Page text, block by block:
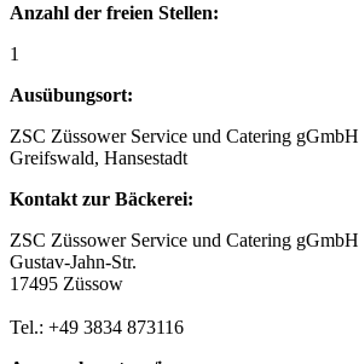
Anzahl der freien Stellen:
1
Ausübungsort:
ZSC Züssower Service und Catering gGmbH
Greifswald, Hansestadt
Kontakt zur Bäckerei:
ZSC Züssower Service und Catering gGmbH
Gustav-Jahn-Str.
17495 Züssow
Tel.: +49 3834 873116